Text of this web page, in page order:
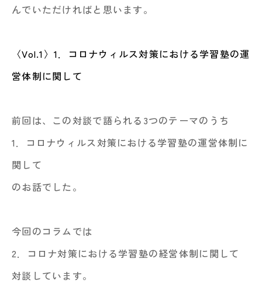
んでいただければと思います。
〈Vol.1〉1．コロナウィルス対策における学習塾の運
営体制に関して
前回は、この対談で語られる3つのテーマのうち
1．コロナウィルス対策における学習塾の運営体制に
関して
のお話でした。
今回のコラムでは
2．コロナ対策における学習塾の経営体制に関して
対談しています。